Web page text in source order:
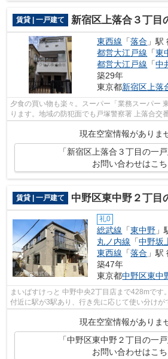
賃貸 | 一戸建て 新宿区上落合３丁目
東西線 「落合 」駅
都営大江戸線 「東
都営大江戸線 「中
築29年
東京都新宿区 上落
夕食の買い物も楽々。スーパー「業務スーパー
ります。地域の防犯面でも戸塚警察署 上落合交
ポイントを貯めたい方に嬉しい。初...
現在空室情報がありま
「新宿区上落合３丁目の一
お問い合わせはこち
賃貸 | 一戸建て 中野区東中野２丁目
礼0
総武線 「東中野 」
丸ノ内線 「中野坂
東西線 「落合 」駅
築47年
東京都中野区東中
まいばすけっと 中野中央2丁目店まで428mです
付近に駅が3駅あり、行き先に応じて使い分けが
現在空室情報がありま
「中野区東中野２丁目の一
お問い合わせはこち